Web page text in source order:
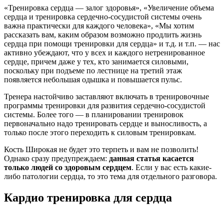
«Тренировка сердца — залог здоровья», «Увеличение объема
сердца и тренировка сердечно-сосудистой системы очень
важна практически для каждого человека», «Мы хотим
рассказать вам, каким образом возможно продлить жизнь
сердца при помощи тренировки для сердца» и т.д. и т.п. — нас
активно убеждают, что у всех и каждого нетренированное
сердце, причем даже у тех, кто занимается силовыми,
поскольку при подъеме по лестнице на третий этаж
появляется небольшая одышка и повышается пульс.
Тренера настойчиво заставляют включать в тренировочные
программы тренировки для развития сердечно-сосудистой
системы. Более того — в планировании тренировок
первоначально надо тренировать сердце и выносливость, а
только после этого переходить к силовым тренировкам.
Кость Широкая не будет это терпеть и вам не позволить!
Однако сразу предупреждаем: данная статья касается
только людей со здоровым сердцем. Если у вас есть какие-
либо патологии сердца, то это тема для отдельного разговора.
Кардио тренировка для сердца